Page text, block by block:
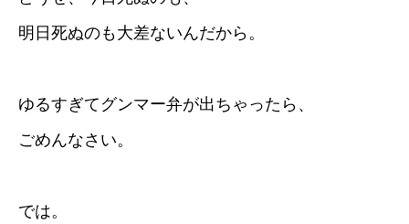
明日死ぬのも大差ないんだから。
ゆるすぎてグンマー弁が出ちゃったら、
ごめんなさい。
では。